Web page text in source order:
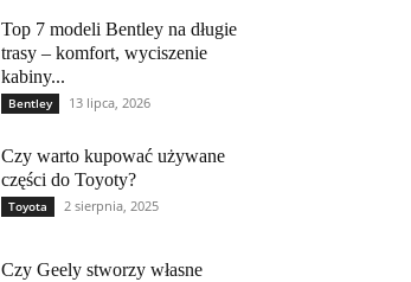
Top 7 modeli Bentley na długie
trasy – komfort, wyciszenie
kabiny...
Bentley 13 lipca, 2026
Czy warto kupować używane
części do Toyoty?
Toyota 2 sierpnia, 2025
Czy Geely stworzy własne